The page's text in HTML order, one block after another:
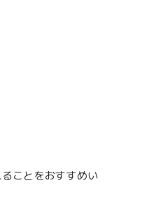
ことをおすすめい